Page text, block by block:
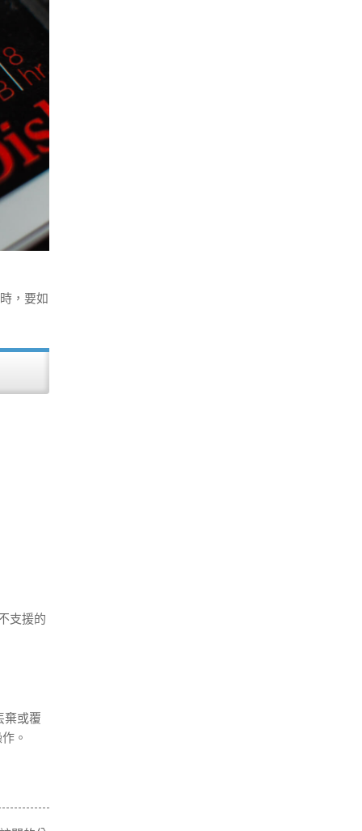
，要如
支援的
棄或覆
。